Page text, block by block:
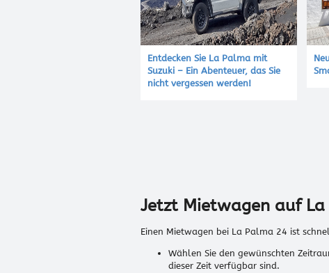
Entdecken Sie La Palma mit
Suzuki – Ein Abenteuer, das Sie
nicht vergessen werden!
Jetzt Mietwagen auf
Einen Mietwagen bei La Palma 24 ist
Wählen Sie den gewünschten
dieser Zeit verfügbar sind.